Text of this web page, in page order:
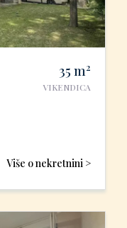
35 m2
VIKENDICA
Više o nekretnini >